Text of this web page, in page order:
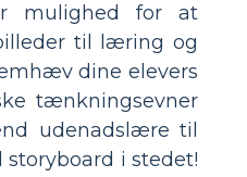
mulighed for at
til læring og
dine elevers
tænkningsevner
udenadslære til
i stedet!